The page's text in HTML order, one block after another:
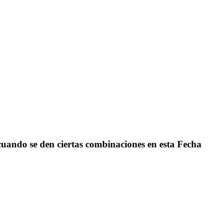
se den ciertas combinaciones en esta Fecha